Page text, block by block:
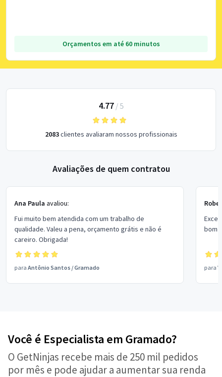
Orçamentos em até 60 minutos
4.77/ 5
2083clientes avaliaram nossos profissionais
Avaliações de quem contratou
Ana Paula avaliou:
Fui muito bem atendida com um trabalho de
qualidade. Valeu a pena, orçamento grátis e não é
careiro. Obrigada!
para Antônio Santos /Gramado
bom
para
Você é Especialista em Gramado?
O GetNinjas recebe mais de 250 mil pedidos
por mês e pode ajudar a aumentar sua renda